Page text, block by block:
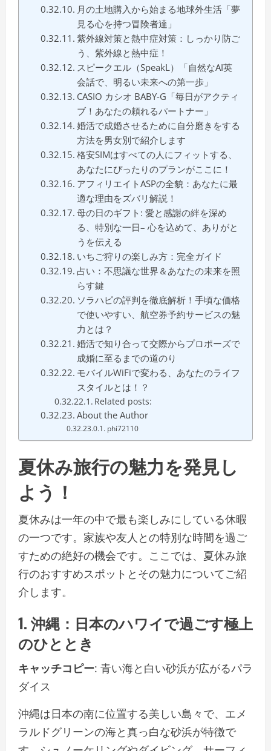
月の土地購入から始まる地球外生活「夢
見る心を持つ冒険者達」
紫外線対策と熱中症対策：しっかり防ご
う、紫外線と熱中症！
スピークエル（SpeakL）「自然なAI英
会話で、明るい未来への第一歩」
CASIO カシオ BABY-G「毎日がアクティ
ブ！あなたの頼れるパートナー」
婚活で成婚させるために自分磨きをする
方法を男女別で紹介します
格安SIMはすべての人にフィットする、
あなたにぴったりのプランがここに！
アフィリエイトASPの全貌：あなたに最
適な理由をズバリ解説！
母の日のギフト: 愛と感謝の絆を深め
る、特別な一日– 心を込めて、ありがと
うを伝える
いちご狩りの楽しみ方：完全ガイド
占い：不思議な世界＆あなたの未来を照
らす鍵
ソラハピの評判を徹底解析！手頃な価格
で使いやすい、航空券予約サービスの魅
力とは？
婚活で知り合って交際からプロポーズで
成婚に至るまでの道のり
モバイルWiFiで変わる、あなたのライフ
スタイルとは！？
Related posts:
About the Author
phi72110
夏休み旅行の魅力を発見し
よう！
夏休みは一年の中で最も楽しみにしている休暇
の一つです。家族や友人との特別な時間を過ご
すための絶好の機会です。ここでは、夏休み旅
行のおすすめスポットとその魅力についてご紹
介します。
1. 沖縄：日本のハワイで過ごす極上
のひととき
キャッチコピー: 青い海と白い砂浜が広がるパラ
ダイス
沖縄は日本の南に位置する美しい島々で、エメ
ラルドグリーンの海と真っ白な砂浜が特徴で